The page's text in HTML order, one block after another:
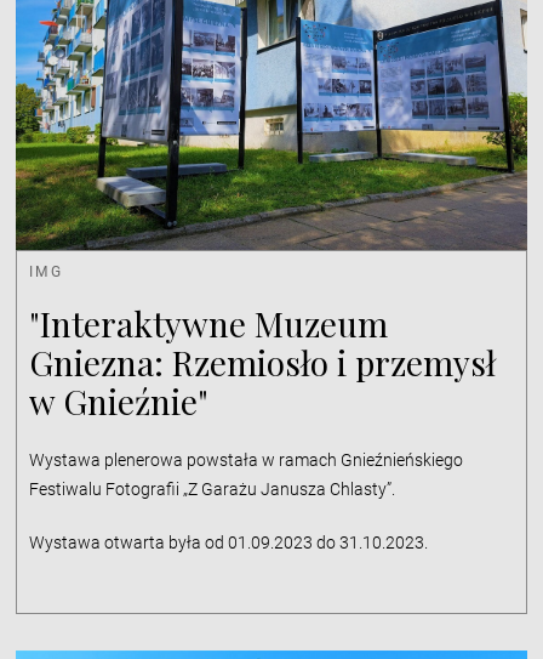
IMG
"Interaktywne Muzeum
Gniezna: Rzemiosło i przemysł
w Gnieźnie"
Wystawa plenerowa powstała w ramach Gnieźnieńskiego
Festiwalu Fotografii „Z Garażu Janusza Chlasty”.
Wystawa otwarta była od 01.09.2023 do 31.10.2023.